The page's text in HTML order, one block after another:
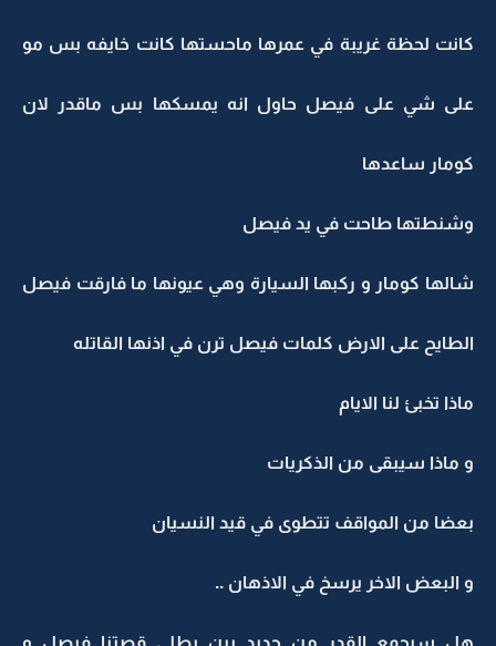
كانت لحظة غريبة في عمرها ماحستها كانت خايفه بس مو
على شي على فيصل حاول انه يمسكها بس ماقدر لان
كومار ساعدها
وشنطتها طاحت في يد فيصل
شالها كومار و ركبها السيارة وهي عيونها ما فارقت فيصل
الطايح على الارض كلمات فيصل ترن في اذنها القاتله
ماذا تخبئ لنا الايام
و ماذا سيبقى من الذكريات
بعضا من المواقف تتطوى في قيد النسيان
و البعض الاخر يرسخ في الاذهان ..
هل سيجمع القدر من جديد بين بطلي قصتنا فيصل و